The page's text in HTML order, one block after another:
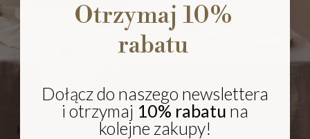
Kieliszki i pokale
Otrzymaj 10%
rabatu
Dołącz do naszego newslettera
i otrzymaj 10% rabatu na
kolejne zakupy!